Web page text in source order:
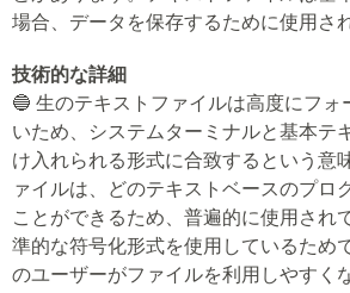
場合、データを保存するために使用さ
技術的な詳細
🔵 生のテキストファイルは高度にフォ
いため、システムターミナルと基本テ
け入れられる形式に合致するという意
ァイルは、どのテキストベースのプロ
ことができるため、普遍的に使用され
準的な符号化形式を使用しているため
のユーザーがファイルを利用しやすく